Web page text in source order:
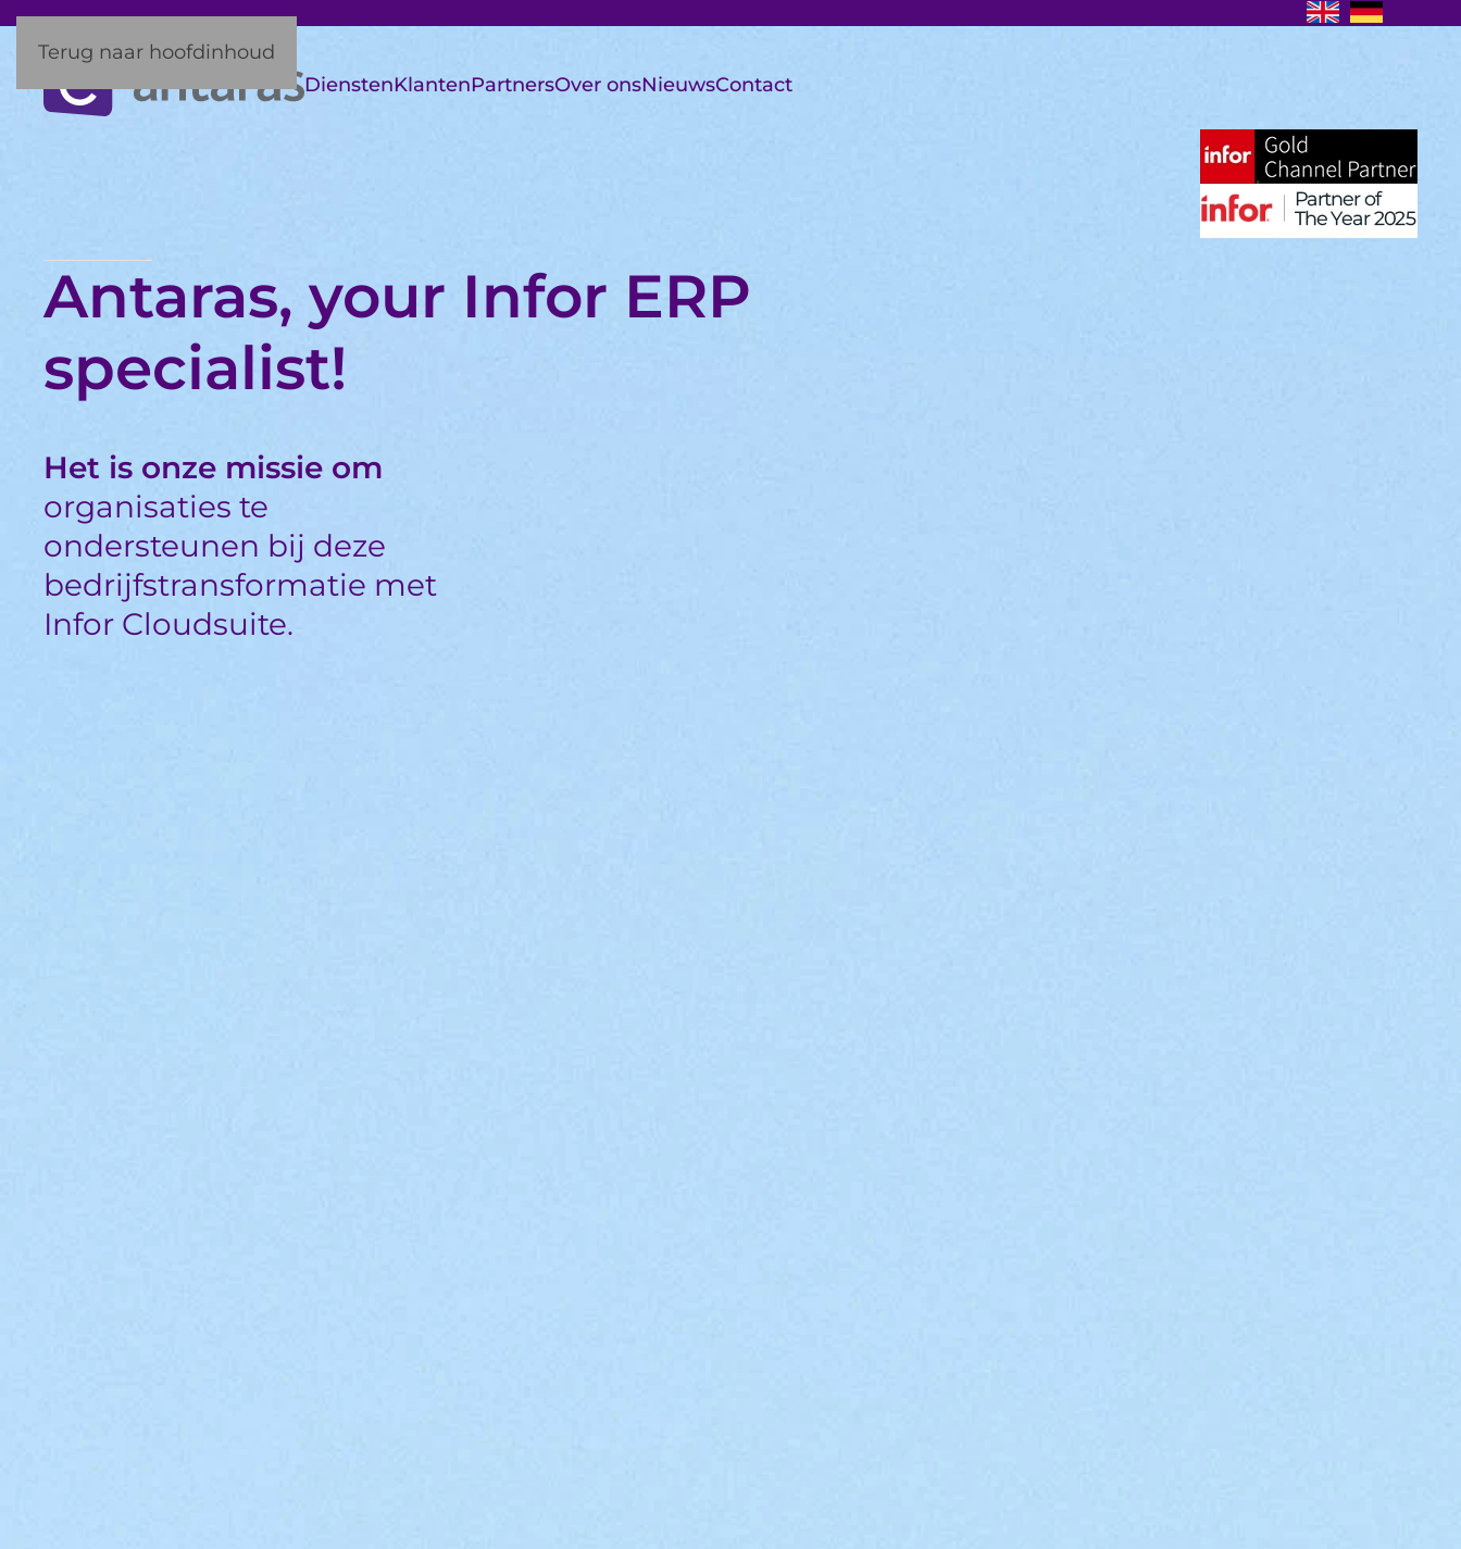
Terug naar hoofdinhoud
DienstenKlantenPartnersOver onsNieuwsContact
Antaras, your Infor ERP
specialist!
Het is onze missie om
organisaties te
ondersteunen bij deze
bedrijfstransformatie met
Infor Cloudsuite.